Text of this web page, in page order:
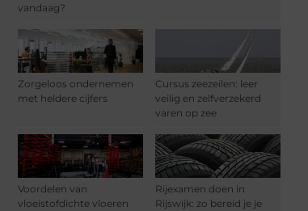
vandaag?
Zorgeloos ondernemen
met heldere cijfers
Cursus zeezeilen: leer
veilig en zelfverzekerd
varen op zee
Voordelen van
vloeistofdichte vloeren
Rijexamen doen in
Rijswijk: zo bereid je je